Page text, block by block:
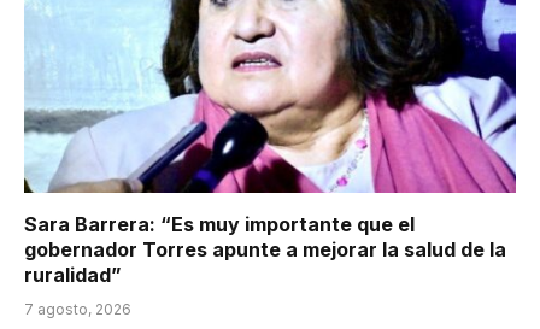
Sara Barrera: “Es muy importante que el
gobernador Torres apunte a mejorar la salud de la
ruralidad”
7 agosto, 2026